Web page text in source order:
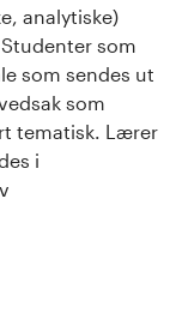
analytiske)
som
som sendes ut
som
tematisk. Lærer
i